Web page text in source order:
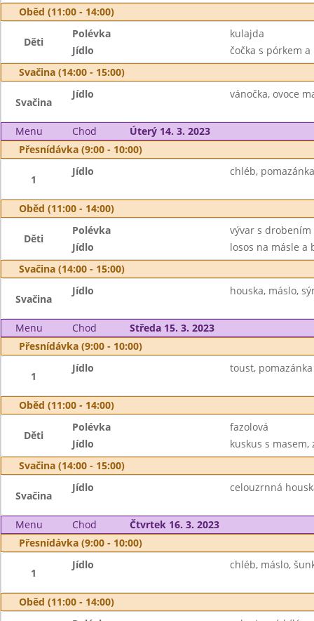
Oběd (11:00 - 14:00)
Děti
Polévka
kulajda
Jídlo
čočka s pórkem
Svačina (14:00 - 15:00)
Svačina
Jídlo vánočka, ovoce
Menu Chod
Úterý 14. 3. 2023
Přesnídávka (9:00 - 10:00)
1
Jídlo chléb,
Oběd (11:00 - 14:00)
Děti
Polévka
vývar s drobením
Jídlo
losos na másle a
Svačina (14:00 - 15:00)
Svačina
Jídlo houska, máslo,
Menu Chod
Středa 15. 3. 2023
Přesnídávka (9:00 - 10:00)
1
Jídlo toust,
Oběd (11:00 - 14:00)
Děti
Polévka
fazolová
Jídlo
kuskus s
Svačina (14:00 - 15:00)
Svačina
Jídlo celouzrnná
Menu Chod
Čtvrtek 16. 3. 2023
Přesnídávka (9:00 - 10:00)
1
Jídlo chléb, máslo,
Oběd (11:00 - 14:00)